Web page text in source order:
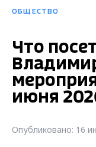
ОБЩЕСТВО
Что
июня
Опубликовано: 16